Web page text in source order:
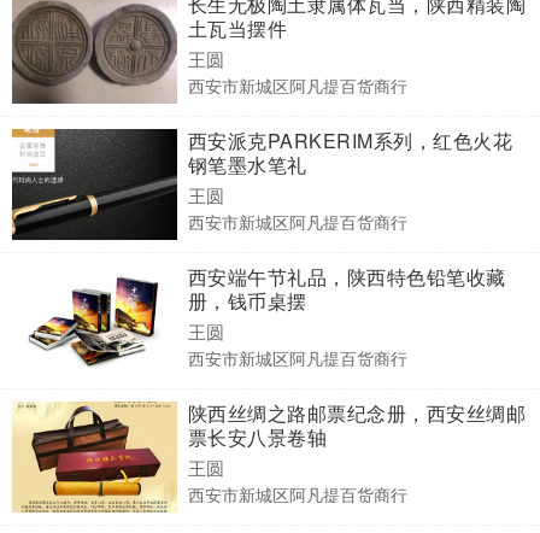
土瓦当摆件
王圆
西安市新城区阿凡提百货商行
西安派克PARKERIM系列，红色火花
钢笔墨水笔礼
王圆
西安市新城区阿凡提百货商行
西安端午节礼品，陕西特色铅笔收藏
册，钱币桌摆
王圆
西安市新城区阿凡提百货商行
陕西丝绸之路邮票纪念册，西安丝绸邮
票长安八景卷轴
王圆
西安市新城区阿凡提百货商行